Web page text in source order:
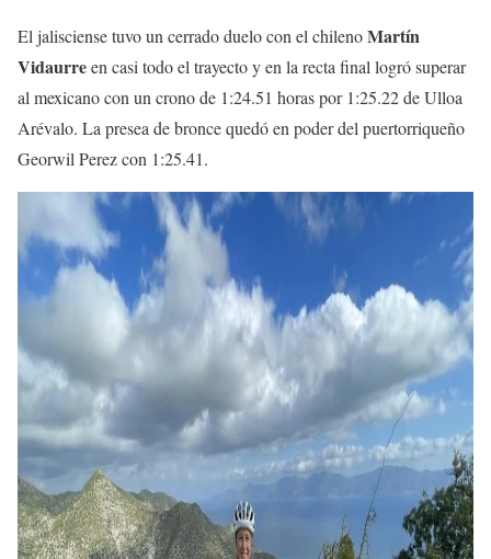
El jalisciense tuvo un cerrado duelo con el chilenoMartín
Vidaurreen casi todo el trayecto y en la recta final logró superar
al mexicano con un crono de 1:24.51 horas por 1:25.22 de Ulloa
Arévalo. La presea de bronce quedó en poder del puertorriqueño
Georwil Perez con 1:25.41.